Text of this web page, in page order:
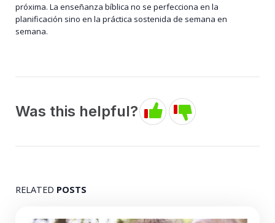
próxima. La enseñanza bíblica no se perfecciona en la
planificación sino en la práctica sostenida de semana en
semana.
Was this helpful?
RELATED POSTS